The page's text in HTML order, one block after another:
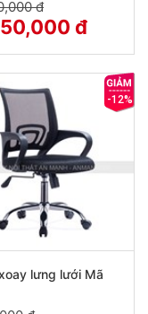
đ
đ
lưng lưới Mã
-12%